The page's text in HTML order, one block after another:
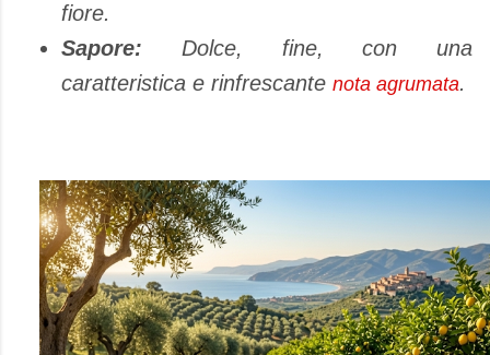
fiore.
Sapore: Dolce, fine, con una
caratteristica e rinfrescante nota agrumata.